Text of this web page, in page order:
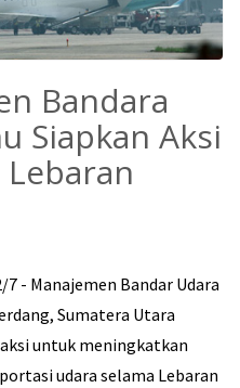
Bandara
Siapkan Aksi
- Manajemen Bandar Udara
Sumatera Utara
untuk meningkatkan
udara selama Lebaran